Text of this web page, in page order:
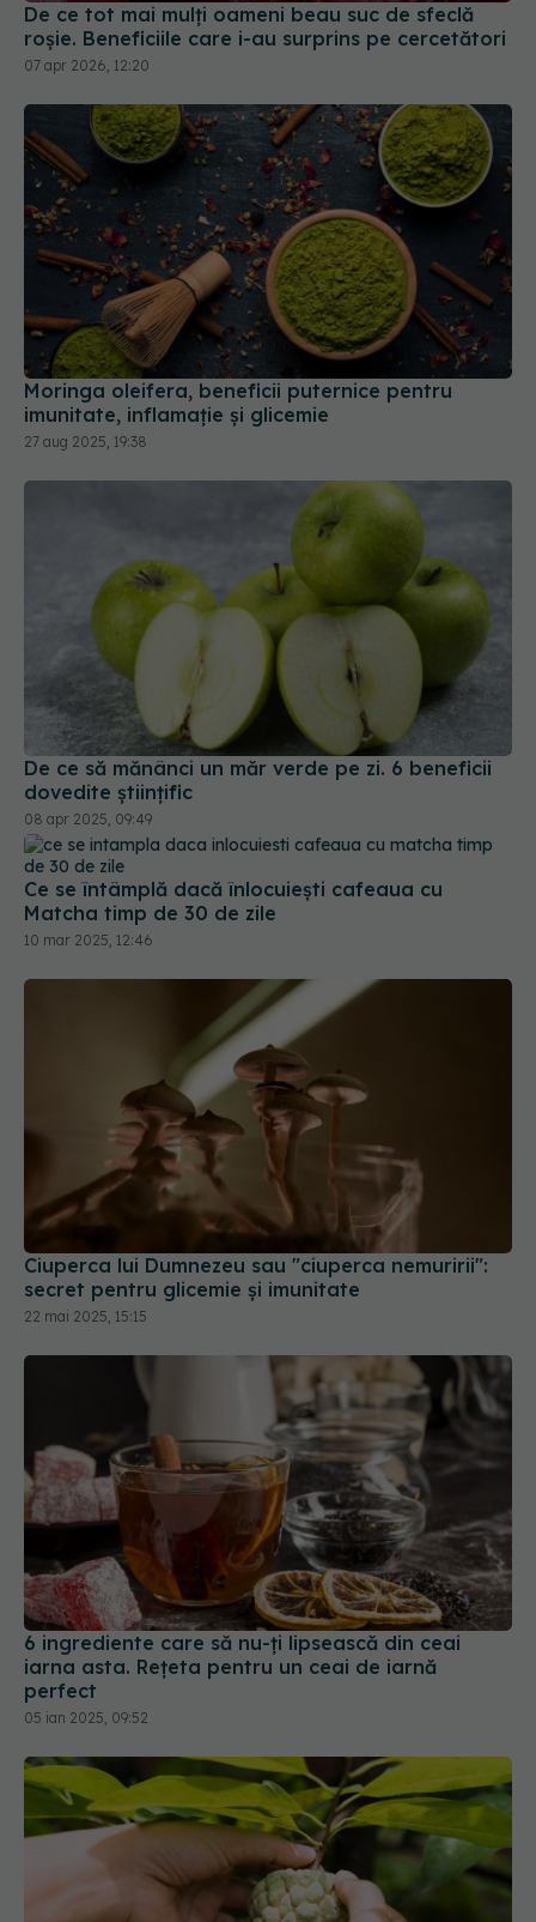
De ce tot mai mulți oameni beau suc de sfeclă
roșie. Beneficiile care i-au surprins pe cercetători
07 apr 2026, 12:20
Moringa oleifera, beneficii puternice pentru
imunitate, inflamație și glicemie
27 aug 2025, 19:38
De ce să mănânci un măr verde pe zi. 6 beneficii
dovedite științific
08 apr 2025, 09:49
Ce se întâmplă dacă înlocuiești cafeaua cu
Matcha timp de 30 de zile
10 mar 2025, 12:46
Ciuperca lui Dumnezeu sau "ciuperca nemuririi":
secret pentru glicemie și imunitate
22 mai 2025, 15:15
6 ingrediente care să nu-ți lipsească din ceai
iarna asta. Rețeta pentru un ceai de iarnă
perfect
05 ian 2025, 09:52